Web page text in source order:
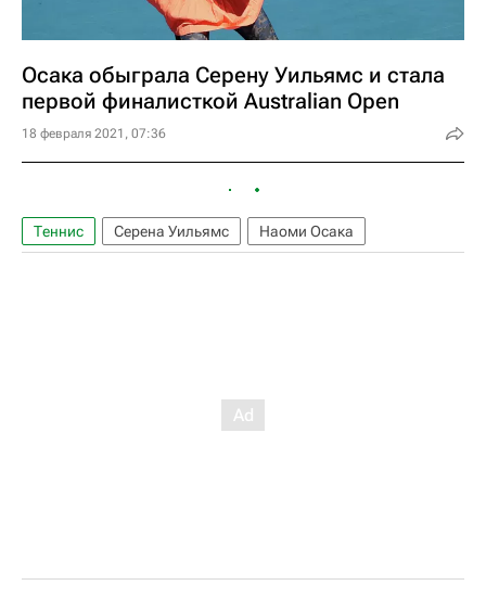
Осака обыграла Серену Уильямс и стала
первой финалисткой Australian Open
18 февраля 2021, 07:36
Теннис Серена Уильямс Наоми Осака